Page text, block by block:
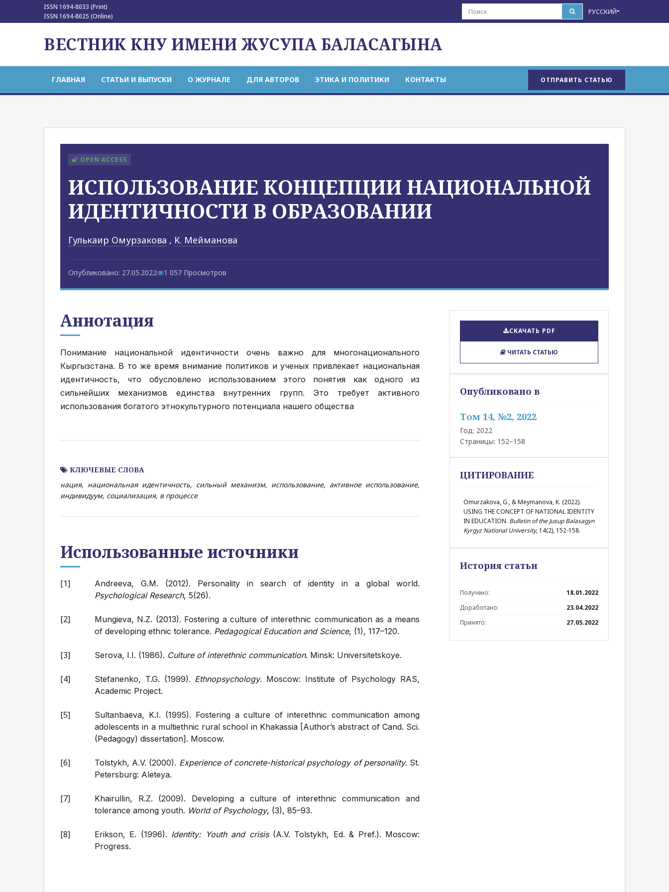
ISSN 1694-8033 (Print)
ISSN 1694-8025 (Online)
РУССКИЙ
ВЕСТНИК КНУ ИМЕНИ ЖУСУПА БАЛАСАГЫНА
ГЛАВНАЯ СТАТЬИ И ВЫПУСКИ О ЖУРНАЛЕ ДЛЯ АВТОРОВ ЭТИКА И ПОЛИТИКИ КОНТАКТЫ ОТПРАВИТЬ СТАТЬЮ
OPEN ACCESS
ИСПОЛЬЗОВАНИЕ КОНЦЕПЦИИ НАЦИОНАЛЬНОЙ
ИДЕНТИЧНОСТИ В ОБРАЗОВАНИИ
Гулькаир Омурзакова , К. Мейманова
Опубликовано: 27.05.2022 1 057 Просмотров
Аннотация
Понимание национальной идентичности очень важно для многонационального
Кыргызстана. В то же время внимание политиков и ученых привлекает национальная
идентичность, что обусловлено использованием этого понятия как одного из
сильнейших механизмов единства внутренних групп. Это требует активного
использования богатого этнокультурного потенциала нашего общества
КЛЮЧЕВЫЕ СЛОВА
нация, национальная идентичность, сильный механизм, использование, активное использование,
индивидуум, социализация, в процессе
Использованные источники
Andreeva, G.M. (2012). Personality in search of identity in a global world.
Psychological Research, 5(26).
Mungieva, N.Z. (2013). Fostering a culture of interethnic communication as a means
of developing ethnic tolerance. Pedagogical Education and Science, (1), 117–120.
Serova, I.I. (1986). Culture of interethnic communication. Minsk: Universitetskoye.
Stefanenko, T.G. (1999). Ethnopsychology. Moscow: Institute of Psychology RAS,
Academic Project.
Sultanbaeva, K.I. (1995). Fostering a culture of interethnic communication among
adolescents in a multiethnic rural school in Khakassia [Author’s abstract of Cand. Sci.
(Pedagogy) dissertation]. Moscow.
Tolstykh, A.V. (2000). Experience of concrete-historical psychology of personality. St.
Petersburg: Aleteya.
Khairullin, R.Z. (2009). Developing a culture of interethnic communication and
tolerance among youth. World of Psychology, (3), 85–93.
Erikson, E. (1996). Identity: Youth and crisis(A.V. Tolstykh, Ed. & Pref.). Moscow:
Progress.
СКАЧАТЬ PDF
ЧИТАТЬ СТАТЬЮ
Опубликовано в
Том 14, №2, 2022
Год: 2022
Страницы: 152–158
ЦИТИРОВАНИЕ
Omurzakova, G., & Meymanova, K. (2022).
USING THE CONCEPT OF NATIONAL IDENTITY
IN EDUCATION. Bulletin of the Jusup Balasagyn
Kyrgyz National University, 14(2), 152-158.
История статьи
Получено:
18.01.2022
Доработано:
23.04.2022
Принято:
27.05.2022